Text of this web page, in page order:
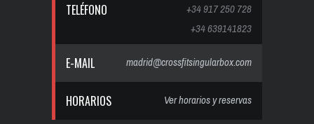
TELÉFONO
+34 917 250 728
+34 639141823
E-MAIL madrid@crossfitsingularbox.com
HORARIOS Ver horarios y reservas